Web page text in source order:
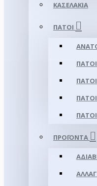
ΚΑΣΕΛΆΚΙΑ
ΠΆΤΟΙ
ΠΡΟΪΌΝΤΑ